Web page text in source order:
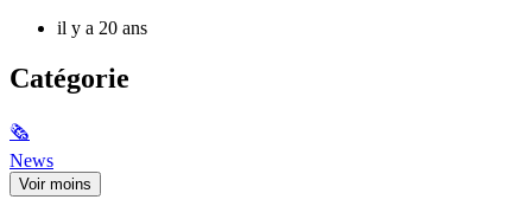
il y a 20 ans
Catégorie
🗞
News
Voir moins